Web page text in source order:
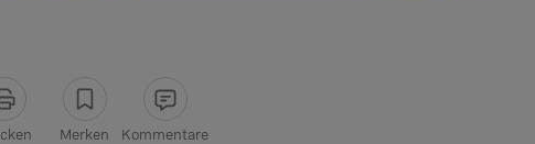
Merken Kommentare